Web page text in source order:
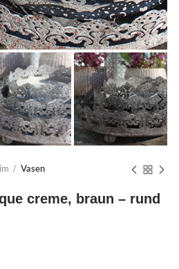
Vasen
creme, braun – rund